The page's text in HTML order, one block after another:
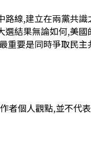
路線,建立在兩黨共
選結果無論如何,美
重要是同時爭取民
者個人觀點,並不代